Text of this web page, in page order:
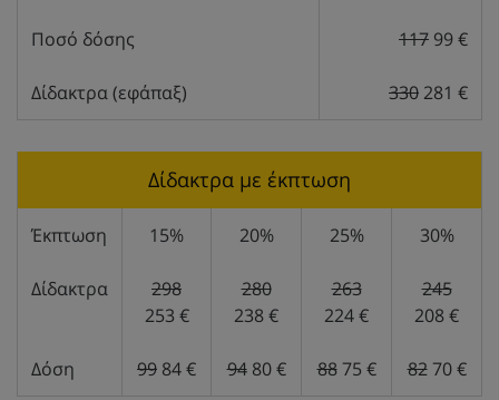
Ποσό δόσης 117 99 €
Δίδακτρα (εφάπαξ) 330281 €
Δίδακτρα με έκπτωση
Έκπτωση 15% 20% 25% 30%
Δίδακτρα
298
253 €
280
238 €
263
224 €
245
208 €
Δόση 99 84 € 94 80 € 88 75 € 82 70 €